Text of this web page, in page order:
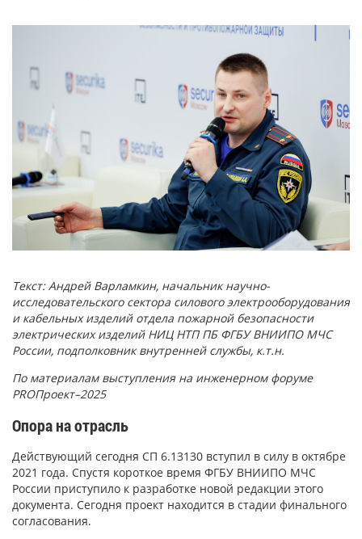
Текст: Андрей Варламкин, начальник научно-
исследовательского сектора силового электрооборудования
и кабельных изделий отдела пожарной безопасности
электрических изделий НИЦ НТП ПБ ФГБУ ВНИИПО МЧС
России, подполковник внутренней службы, к.т.н.
По материалам выступления на инженерном форуме
PROПроект–2025
Опора на отрасль
Действующий сегодня СП 6.13130 вступил в силу в октябре
2021 года. Спустя короткое время ФГБУ ВНИИПО МЧС
России приступило к разработке новой редакции этого
документа. Сегодня проект находится в стадии финального
согласования.